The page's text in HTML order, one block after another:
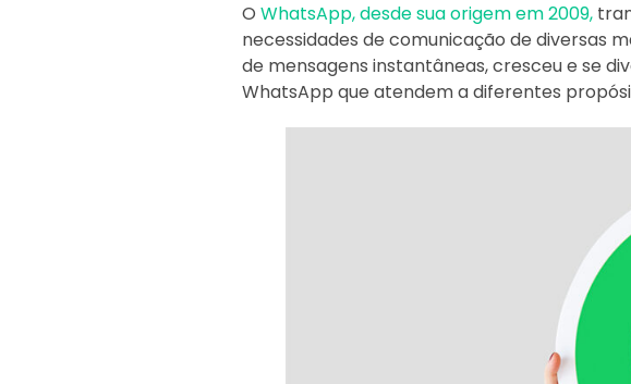
O WhatsApp, desde sua origem em 2009,
necessidades de comunicação de diversas
de mensagens instantâneas, cresceu e se
WhatsApp que atendem a diferentes